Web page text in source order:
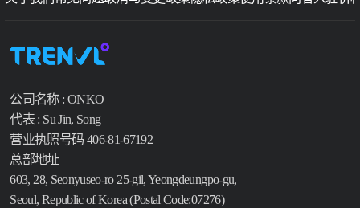
公司名称 : ONKO
代表 : Su Jin, Song
营业执照号码 406-81-67192
总部地址
603, 28, Seonyuseo-ro 25-gil, Yeongdeungpo-gu,
Seoul, Republic of Korea (Postal Code:07276)